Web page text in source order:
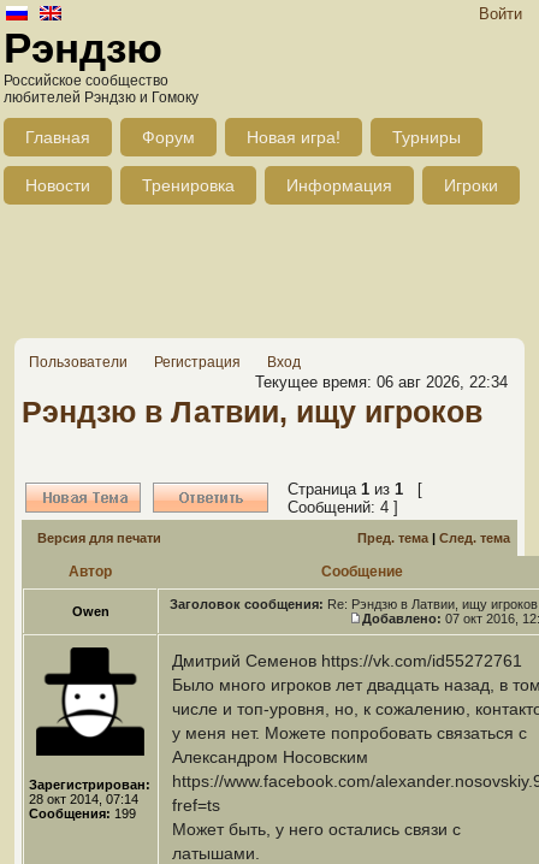
Войти
Рэндзю
Российское сообщество
любителей Рэндзю и Гомоку
Главная Форум Новая игра! Турниры
Новости Тренировка Информация Игроки
Пользователи Регистрация Вход
Текущее время: 06 авг 2026, 22:34
Рэндзю в Латвии, ищу игроков
Страница 1 из 1 [
Сообщений: 4 ]
Версия для печати Пред. тема | След. тема
Автор Сообщение
Owen Заголовок сообщения: Re: Рэндзю в Латвии, ищу игроков
Добавлено: 07 окт 2016,
Зарегистрирован:
28 окт 2014, 07:14
Сообщения: 199
Дмитрий Семенов https://vk.com/id55272761
Было много игроков лет двадцать назад, в
числе и топ-уровня, но, к сожалению,
у меня нет. Можете попробовать связаться с
Александром Носовским
https://www.facebook.com/
fref=ts
Может быть, у него остались связи с
латышами.